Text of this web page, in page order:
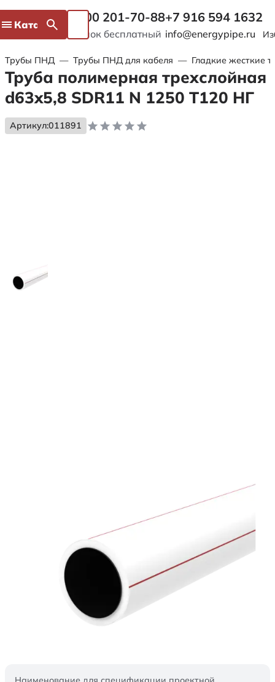
Каталог 8 800 201-70-88
Звонок бесплатный
+7 916 594 1632
info@energypipe.ru
Трубы ПНД — Трубы ПНД для кабеля — Гладкие жесткие
Труба полимерная трехслойная
d63x5,8 SDR11 N 1250 Т120 НГ
Артикул:011891